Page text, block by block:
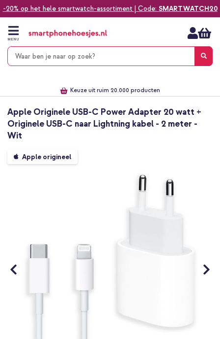
-20% op het hele smartwatch-assortiment | Code: SMARTWATCH20
naar
inhoud
MENU
Keuze uit ruim 20.000 producten
Apple Originele USB-C Power Adapter 20 watt +
Originele USB-C naar Lightning kabel - 2 meter -
Wit
Ga
naar
Apple origineel